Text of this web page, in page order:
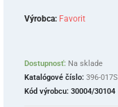
Výrobca: Favorit
Dostupnosť: Na sklade
Katalógové číslo: 396-017S
Kód výrobcu: 30004/30104